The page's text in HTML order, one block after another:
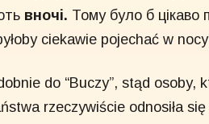
вночі. Тому було б цікаво
ciekawie pojechać w
do “Buczy”, stąd osoby,
rzeczywiście odnosiła